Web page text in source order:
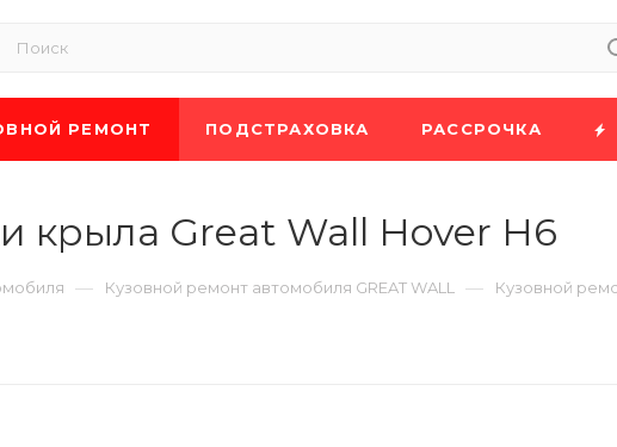
РЕМОНТ ПОДСТРАХОВКА РАССРОЧКА
крыла Great Wall Hover H6
— Кузовной ремонт автомобиля GREAT WALL — Кузовной